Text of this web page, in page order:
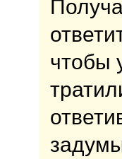
чтобы